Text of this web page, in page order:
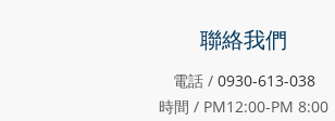
聯絡我們
電話 / 0930-613-038
時間 / PM12:00-PM 8:00